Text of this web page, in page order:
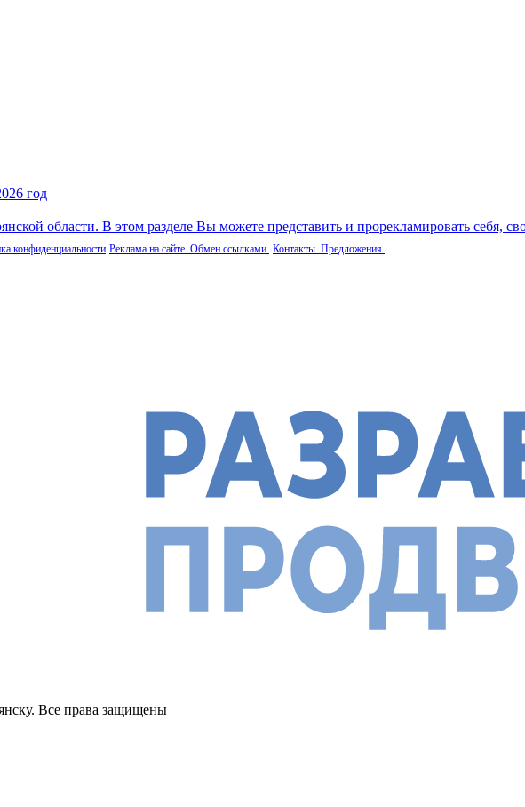
год
области. В этом разделе Вы можете представить и прорекламировать себя,
конфиденциальности Реклама на сайте. Обмен ссылками. Контакты. Предложения.
Все права защищены